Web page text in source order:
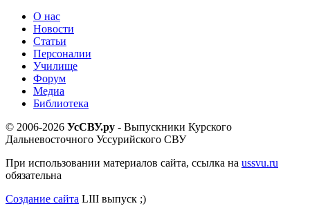
О нас
Новости
Статьи
Персоналии
Училище
Форум
Медиа
Библиотека
© 2006-2026 УсСВУ.ру - Выпускники Курского
Дальневосточного Уссурийского СВУ
При использовании материалов сайта, ссылка на ussvu.ru
обязательна
Создание сайта LIII выпуск ;)